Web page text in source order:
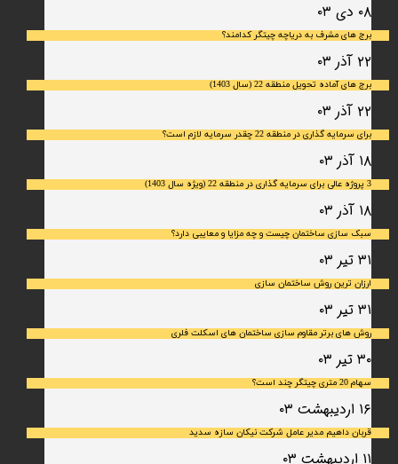
۰۸ دی ۰۳
برج های مشرف به دریاچه چیتگر کدامند؟
۲۲ آذر ۰۳
برج های آماده تحویل منطقه 22 (سال 1403)
۲۲ آذر ۰۳
برای سرمایه‌ گذاری در منطقه 22 چقدر سرمایه لازم است؟
۱۸ آذر ۰۳
3 پروژه عالی برای سرمایه گذاری در منطقه 22 (ویژه سال 1403)
۱۸ آذر ۰۳
سبک سازی ساختمان چیست و چه مزایا و معایبی دارد؟
۳۱ تیر ۰۳
ارزان ترین روش ساختمان سازی
۳۱ تیر ۰۳
روش های برتر مقاوم سازی ساختمان های اسکلت فلری
۳۰ تیر ۰۳
سهام 20 متری چیتگر چند است؟
۱۶ اردیبهشت ۰۳
قربان داهیم مدیر عامل شرکت نیکان سازه سدید
۱۱ اردیبهشت ۰۳